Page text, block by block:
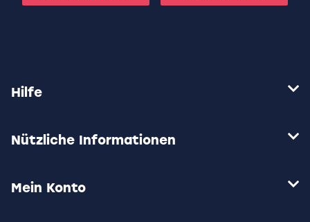
mehrere
Hilfe
Nützliche Informationen
Mein Konto